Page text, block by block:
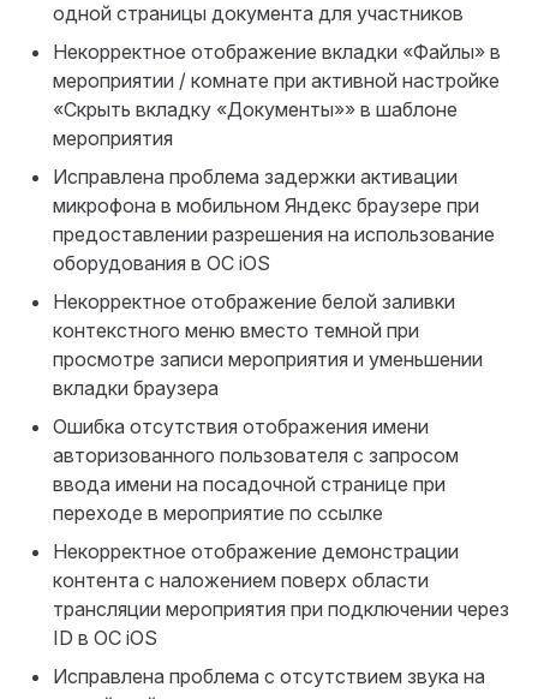
одной страницы документа для участников
Некорректное отображение вкладки «Файлы» в
мероприятии / комнате при активной настройке
«Скрыть вкладку «Документы»» в шаблоне
мероприятия
Исправлена проблема задержки активации
микрофона в мобильном Яндекс браузере при
предоставлении разрешения на использование
оборудования в ОС iOS
Некорректное отображение белой заливки
контекстного меню вместо темной при
просмотре записи мероприятия и уменьшении
вкладки браузера
Ошибка отсутствия отображения имени
авторизованного пользователя с запросом
ввода имени на посадочной странице при
переходе в мероприятие по ссылке
Некорректное отображение демонстрации
контента с наложением поверх области
трансляции мероприятия при подключении через
ID в ОС iOS
Исправлена проблема с отсутствием звука на